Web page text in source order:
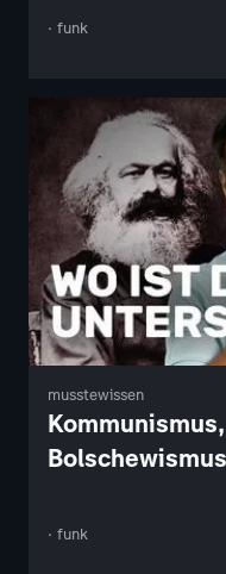
· funk
musstewissen
· funk